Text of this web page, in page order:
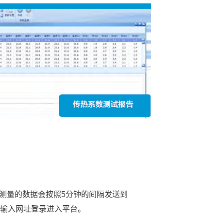
量的数据会按照5分钟的间隔发送到
入网址登录进入平台。